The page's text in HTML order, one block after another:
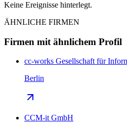
Keine Ereignisse hinterlegt.
ÄHNLICHE FIRMEN
Firmen mit ähnlichem Profil
cc-works Gesellschaft für
Berlin
CCM-it GmbH